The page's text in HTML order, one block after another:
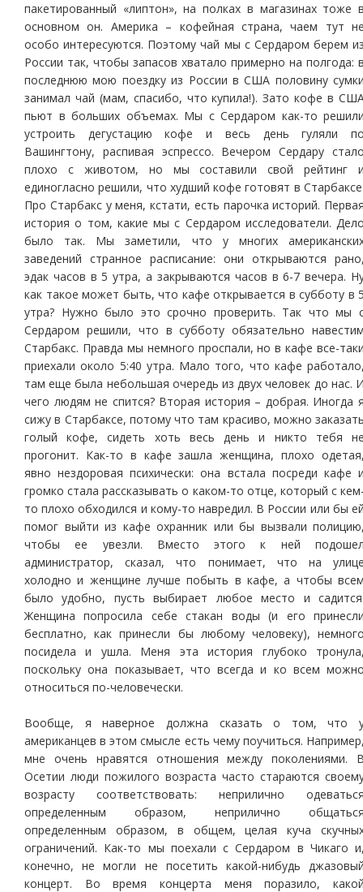
пакетированный «липтон», на полках в магазинах тоже
основном он. Америка – кофейная страна, чаем тут
особо интересуются. Поэтому чай мы с Сердаром берем
России так, чтобы запасов хватало примерно на полгода:
последнюю мою поездку из России в США половину
занимал чай (мам, спасибо, что купила!). Зато кофе в
пьют в больших объемах. Мы с Сердаром как-то
устроить дегустацию кофе и весь день гуляли
Вашингтону, распивая эспрессо. Вечером Сердару
плохо с животом, но мы составили свой рейтинг
единогласно решили, что худший кофе готовят в
Про Старбакс у меня, кстати, есть парочка историй.
история о том, какие мы с Сердаром исследователи.
было так. Мы заметили, что у многих
заведений странное расписание: они открываются
эдак часов в 5 утра, а закрываются часов в 6-7 вечера.
как такое может быть, что кафе открывается в субботу в
утра? Нужно было это срочно проверить. Так что мы
Сердаром решили, что в субботу обязательно
Старбакс. Правда мы немного проспали, но в кафе все-
приехали около 5:40 утра. Мало того, что кафе
там еще была небольшая очередь из двух человек до нас.
чего людям не спится? Вторая история – добрая. Иногда
сижу в Старбаксе, потому что там красиво, можно
голый кофе, сидеть хоть весь день и никто тебя
прогонит. Как-то в кафе зашла женщина, плохо
явно нездоровая психически: она встала посреди кафе
громко стала рассказывать о каком-то отце, который с
то плохо обходился и кому-то навредил. В России или бы
помог выйти из кафе охранник или бы вызвали
чтобы ее увезли. Вместо этого к ней
администратор, сказал, что понимает, что на
холодно и женщине лучше побыть в кафе, а чтобы
было удобно, пусть выбирает любое место и
Женщина попросила себе стакан воды (и его
бесплатно, как принесли бы любому человеку),
посидела и ушла. Меня эта история глубоко
поскольку она показывает, что всегда и ко всем
относиться по-человечески.
Вообще, я наверное должна сказать о том, что
американцев в этом смысле есть чему поучиться.
мне очень нравятся отношения между поколениями.
Осетии люди пожилого возраста часто стараются
возрасту соответствовать: неприлично
определенным образом, неприлично
определенным образом, в общем, целая куча
ограничений. Как-то мы поехали с Сердаром в Чикаго
конечно, не могли не посетить какой-нибудь
концерт. Во время концерта меня поразило,